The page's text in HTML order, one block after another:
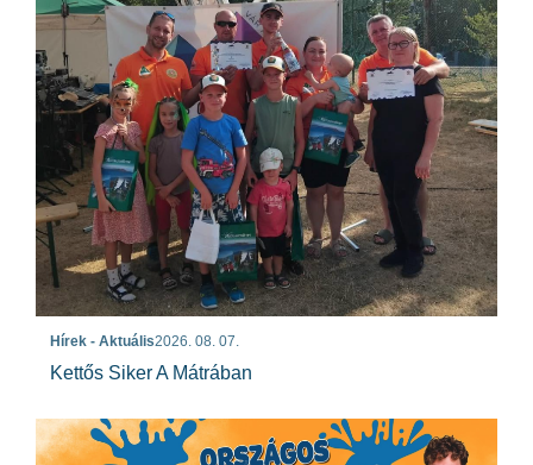
Hírek - Aktuális2026. 08. 07.
Kettős Siker A Mátrában